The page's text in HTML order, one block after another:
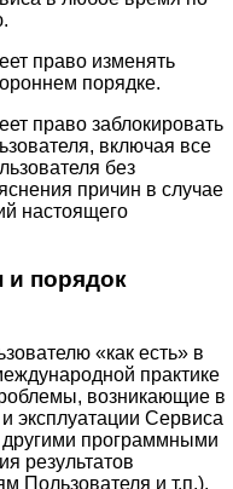
право изменять
порядке.
право заблокировать
включая все
без
причин в случае
настоящего
и порядок
«как есть» в
практике
возникающие в
эксплуатации Сервиса
другими программными
результатов
Пользователя и т.п.),